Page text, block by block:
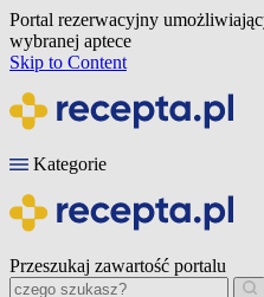
Portal rezerwacyjny
wybranej aptece
Skip to Content
Kategorie
Przeszukaj zawartość portalu